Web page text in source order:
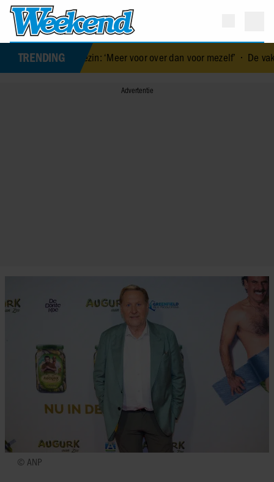
TRENDING
gezin: ‘Meer voor over dan voor mezelf’• De
© ANP